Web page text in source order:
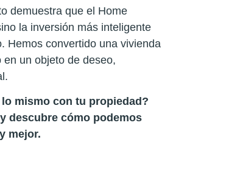
demuestra que el Home
la inversión más inteligente
Hemos convertido una vivienda
un objeto de deseo,
mismo con tu propiedad?
descubre cómo podemos
mejor.